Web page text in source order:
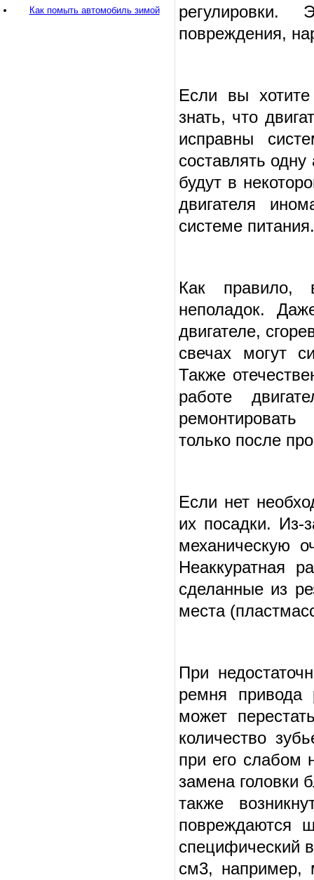
повреждения,
Если вы
знать, что
исправны
составлять
будут в
двигателя
системе питания.
Как правило,
неполадок.
двигателе,
свечах могут
Также
работе
только после
Если нет
их посадки. Из-
механическую
Неаккуратная
сделанные из
места
При
ремня привода
может
количество
при его слабом
замена головки
также
повреждаются
специфический
см3, например,
Как помыть автомобиль зимой